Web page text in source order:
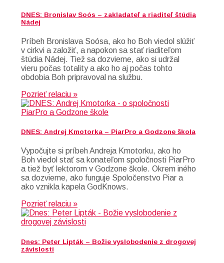
DNES: Bronislav Soós – zakladateľ a riaditeľ štúdia
Nádej
Príbeh Bronislava Soósa, ako ho Boh viedol slúžiť
v cirkvi a založiť, a napokon sa stať riaditeľom
štúdia Nádej. Tiež sa dozvieme, ako si udržal
vieru počas totality a ako ho aj počas tohto
obdobia Boh pripravoval na službu.
Pozrieť relaciu »
DNES: Andrej Kmotorka – PiarPro a Godzone škola
Vypočujte si príbeh Andreja Kmotorku, ako ho
Boh viedol stať sa konateľom spoločnosti PiarPro
a tiež byť lektorom v Godzone škole. Okrem iného
sa dozvieme, ako funguje Spoločenstvo Piar a
ako vznikla kapela GodKnows.
Pozrieť relaciu »
Dnes: Peter Lipták – Božie vyslobodenie z drogovej
závislosti